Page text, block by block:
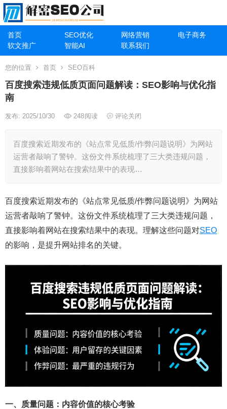
首页 SEO优化 网络营销
电子商务
软文推广
智能AI 联系我们
您的位置 首页 SEO百科
百度搜索违规低质页面问题解读：SEO影响与优化指
南
发布: 2025/10/30 248阅读 评论关闭
百度搜索近期发布的《站点常见低质/作弊问题说明》为网站
运营者敲响了警钟。这份文件系统梳理了三大类违规问题，
直接影响着网站在搜索结果中的表现…
百度搜索近期发布的《站点常见低质/作弊问题说明》为网站
运营者敲响了警钟。这份文件系统梳理了三大类违规问题，
直接影响着网站在搜索结果中的表现。理解这些问题对SEO
的影响，是提升网站排名的关键。
一、质量问题：内容价值的核心考验